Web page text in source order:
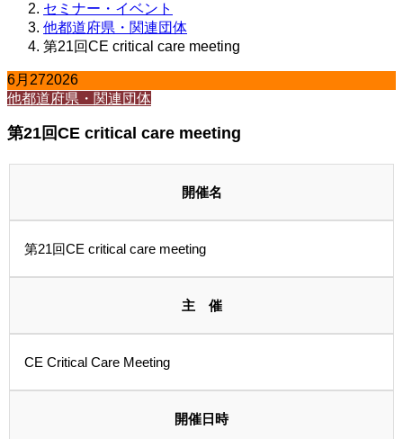
セミナー・イベント
他都道府県・関連団体
第21回CE critical care meeting
6月 272026
他都道府県・関連団体
第21回CE critical care meeting
開催名
第21回CE critical care meeting
主 催
CE Critical Care Meeting
開催日時